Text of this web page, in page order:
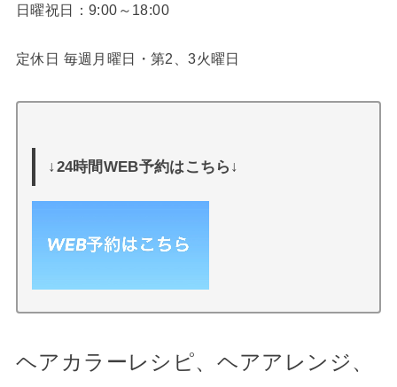
日曜祝日：9:00～18:00
定休日 毎週月曜日・第2、3火曜日
↓24時間WEB予約はこちら↓
ヘアカラーレシピ、ヘアアレンジ、